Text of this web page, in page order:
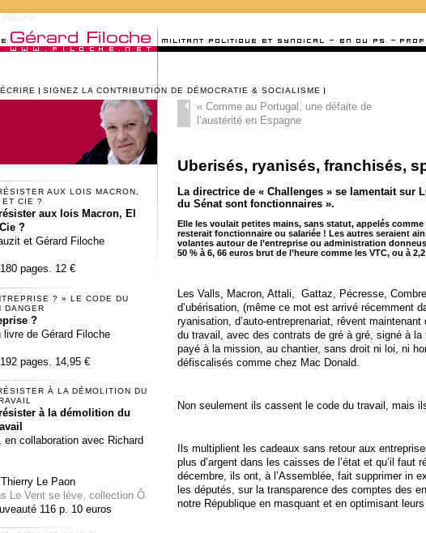
SIGNEZ LA CONTRIBUTION DE DÉMOCRATIE & SOCIALISME
«Comme au Portugal, une défaite de
l’austérité en Espagne
Uberisés, ryanisés, franchisés,
La directrice de « Challenges » se lamentait sur
du Sénat sont fonctionnaires ».
Elle les voulait petites mains, sans statut, appelés
resterait fonctionnaire ou salariée ! Les autres seraient
volantes autour de l’entreprise ou administration
50 % à 6, 66 euros brut de l’heure comme les VTC, ou à
Les Valls, Macron, Attali, Gattaz, Pécresse,
d’ubérisation, (même ce mot est arrivé récemment
ryanisation, d’auto-entreprenariat, rêvent
du travail, avec des contrats de gré à gré, signé à
payé à la mission, au chantier, sans droit ni loi, ni
défiscalisés comme chez Mac Donald.
Non seulement ils cassent le code du travail, mais
Ils multiplient les cadeaux sans retour aux
plus d’argent dans les caisses de l’état et qu’il faut
décembre, ils ont, à l’Assemblée, fait supprimer in
les députés, sur la transparence des comptes des
notre République en masquant et en optimisant
AUX LOIS MACRON,
ET CIE ?
aux lois Macron, El
?
et Gérard Filoche
pages. 12 €
? » LE CODE DU
DANGER
?
livre de Gérard Filoche
pages. 14,95 €
À LA DÉMOLITION DU
à la démolition du
en collaboration avec Richard
Le Paon
Le Vent se lève, collection Ô
116 p. 10 euros